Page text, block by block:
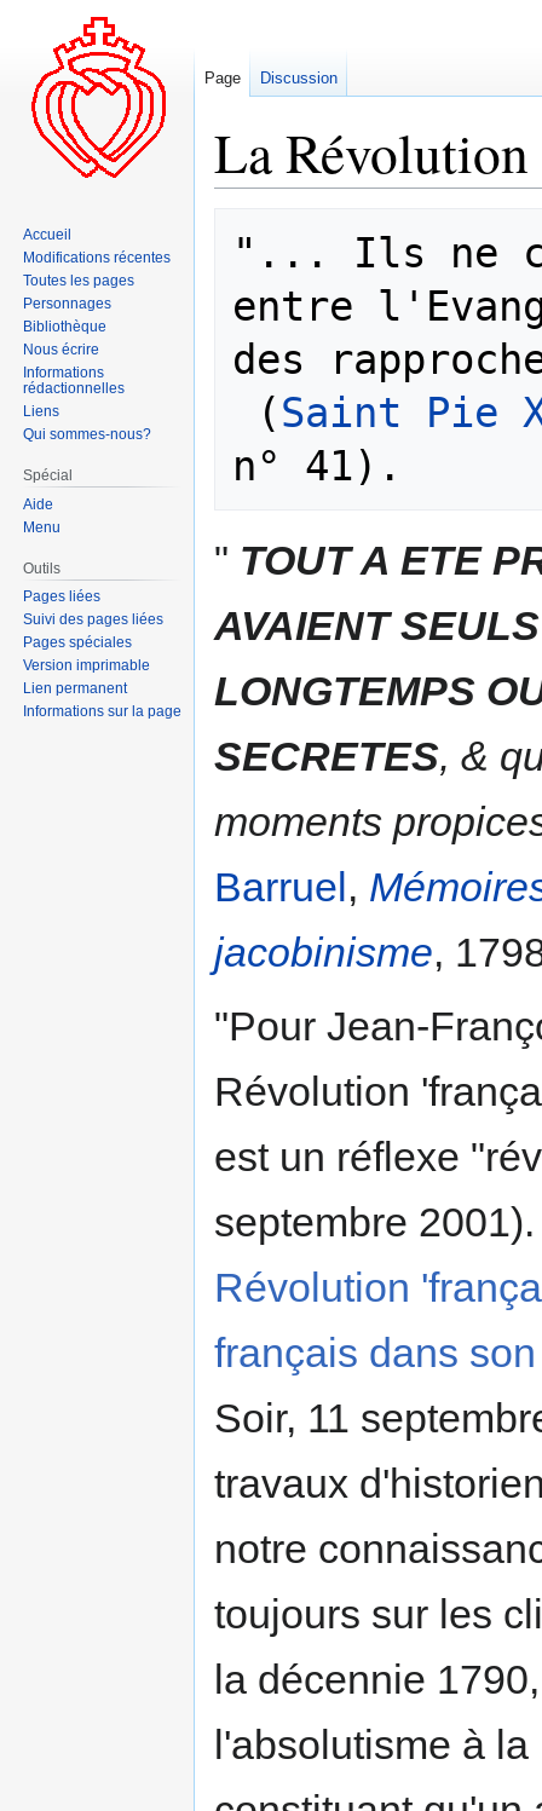
La Révolution
navigation
recherche
"... Ils ne
entre
des
(Saint Pie
" TOUT A ETE
AVAIENT
LONGTEMPS
SECRETES, &
moments
Barruel ,
jacobinisme,
"Pour Jean-
Révolution
est un réflexe
septembre
Révolution
français dans
Soir, 11
travaux
notre
toujours sur les
la décennie
l'absolutisme à
Page Discussion
Accueil
Modifications récentes
Toutes les pages
Personnages
Bibliothèque
Nous écrire
Informations
rédactionnelles
Liens
Qui sommes-nous?
Spécial
Aide
Menu
Outils
Pages liées
Suivi des pages liées
Pages spéciales
Version imprimable
Lien permanent
Informations sur la page